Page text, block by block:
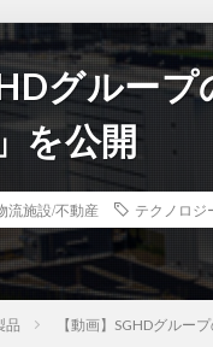
グルー
を公開
流施設/不動産 テクノロジ
品 【動画】SGHDグルー